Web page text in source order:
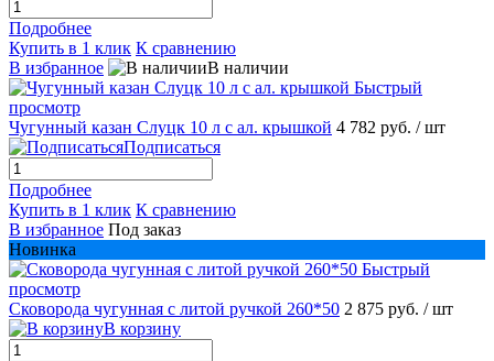
Подробнее
Купить в 1 клик К сравнению
В избранное
В наличии
Быстрый
просмотр
Чугунный казан Слуцк 10 л с ал. крышкой 4 782 руб. / шт
Подписаться
Подробнее
Купить в 1 клик К сравнению
В избранное Под заказ
Новинка
Быстрый
просмотр
Сковорода чугунная с литой ручкой 260*50 2 875 руб. / шт
В корзину